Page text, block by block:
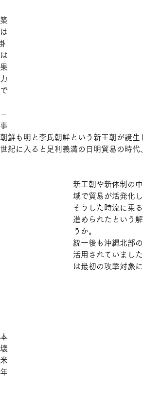
鮮も明と李氏朝鮮という新王朝が誕生
紀に入ると足利義満の日明貿易の時代
新王朝や新体制の
域で貿易が活発化
そうした時流に乗
進められたという
うか。
統一後も沖縄北部
活用されていまし
は最初の攻撃対象